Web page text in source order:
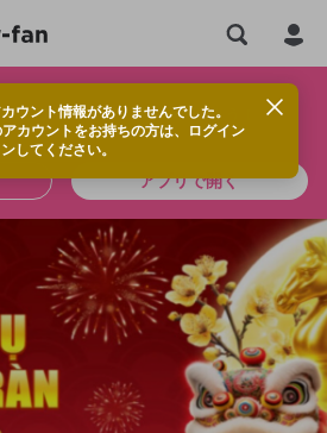
ウント情報がありませんでした。
カウントをお持ちの方は、ログイン
してください。
ら、アプリをインストールしよう！
アプリで開く